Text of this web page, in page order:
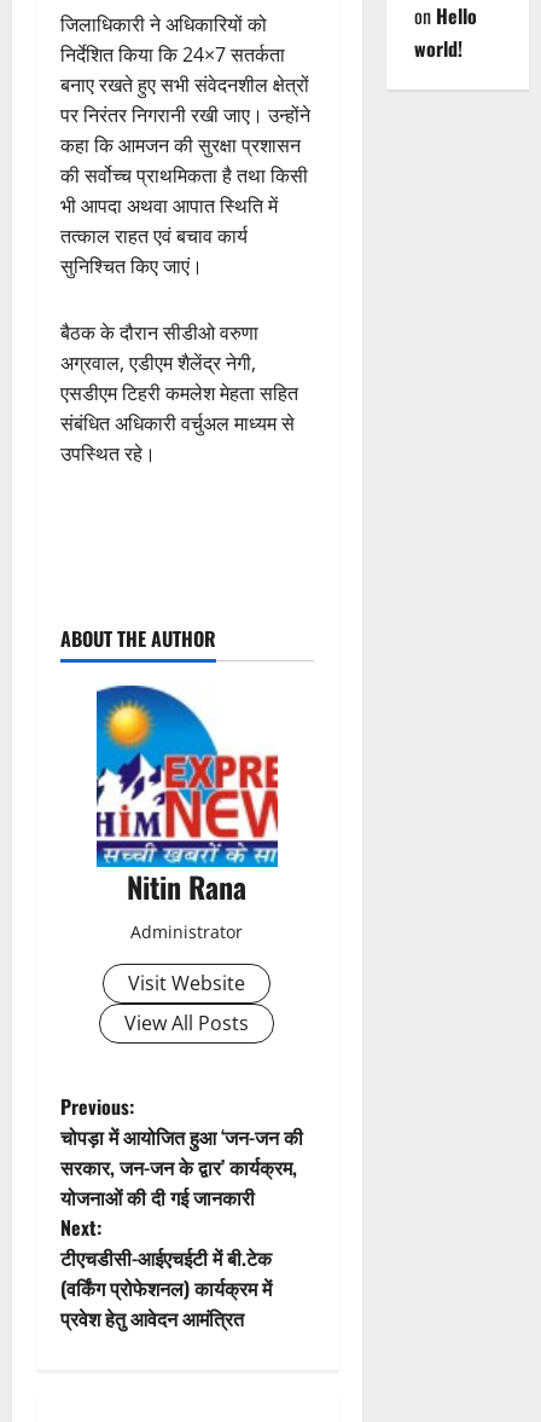
जिलाधिकारी ने अधिकारियों को
निर्देशित किया कि 24×7 सतर्कता
बनाए रखते हुए सभी संवेदनशील क्षेत्रों
पर निरंतर निगरानी रखी जाए। उन्होंने
कहा कि आमजन की सुरक्षा प्रशासन
की सर्वोच्च प्राथमिकता है तथा किसी
भी आपदा अथवा आपात स्थिति में
तत्काल राहत एवं बचाव कार्य
सुनिश्चित किए जाएं।
बैठक के दौरान सीडीओ वरुणा
अग्रवाल, एडीएम शैलेंद्र नेगी,
एसडीएम टिहरी कमलेश मेहता सहित
संबंधित अधिकारी वर्चुअल माध्यम से
उपस्थित रहे।
o
t
i
o
n
ABOUT THE AUTHOR
Nitin Rana
Administrator
Visit Website
View All Posts
P
o
s
t
n
Previous:
चोपड़ा में आयोजित हुआ ‘जन-जन की
सरकार, जन-जन के द्वार’ कार्यक्रम,
योजनाओं की दी गई जानकारी
Next:
टीएचडीसी-आईएचईटी में बी.टेक
(वर्किंग प्रोफेशनल) कार्यक्रम में
प्रवेश हेतु आवेदन आमंत्रित
on Hello
world!